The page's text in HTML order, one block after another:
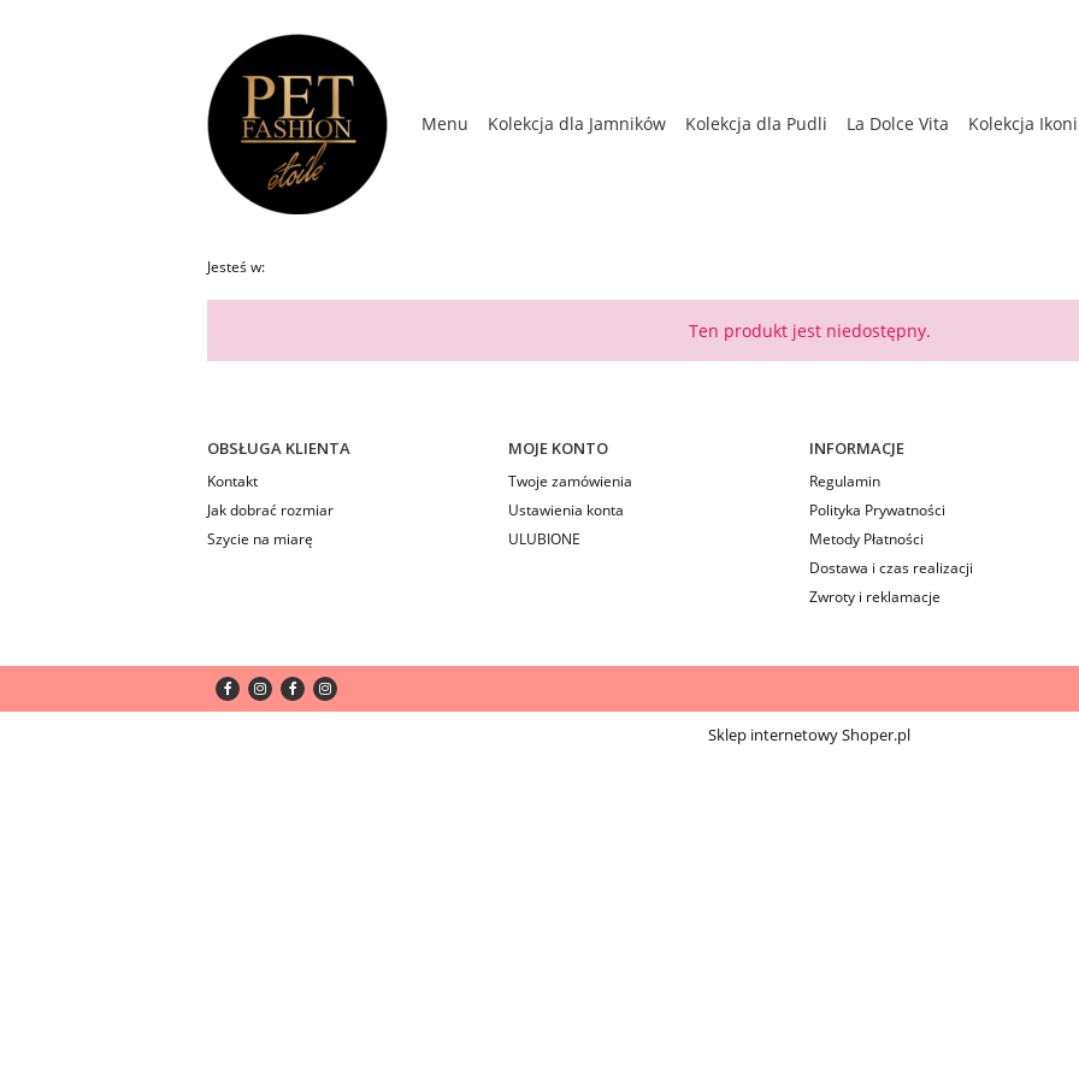
Menu Kolekcja dla Jamników Kolekcja dla Pudli La Dolce Vita Kolekcja
Jesteś w:
Ten produkt jest niedostępny.
OBSŁUGA KLIENTA
Kontakt
Jak dobrać rozmiar
Szycie na miarę
MOJE KONTO
Twoje zamówienia
Ustawienia konta
ULUBIONE
INFORMACJE
Regulamin
Polityka Prywatności
Metody Płatności
Dostawa i czas realizacji
Zwroty i reklamacje
Sklep internetowy Shoper.pl